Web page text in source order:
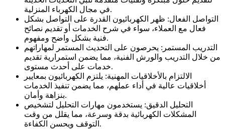
في مجال الكهرباء المنزلية.
التواصل الفعال: ظهر الكهربائيون القدرة على التواصل بشكل
فعال مع العملاء، سواء في شرح الخدمات أو تقديم نصائح
فنية بشكل واضح ومفهوم.
التدريب المستمر: يحرصون على التحديث المستمر لمهاراتهم
من خلال التدريب والورش الفنية، مما يضمن استمرارية تقديم
خدمات على أحدث مستوى.
الالتزام بالأخلاقيات المهنية: يلتزم الكهربائيون بمعايير
أخلاقيات عالية في أداء عملهم، مما يضمن تنفيذ الخدمات
بنزاهة وأمان.
التحليل الدقيق: يستخدمون مهارات التحليل لتشخيص
المشكلات الكهربائية بدقة وسرعة، مما يقلل من وقت
التوقف ويحسن الكفاءة.